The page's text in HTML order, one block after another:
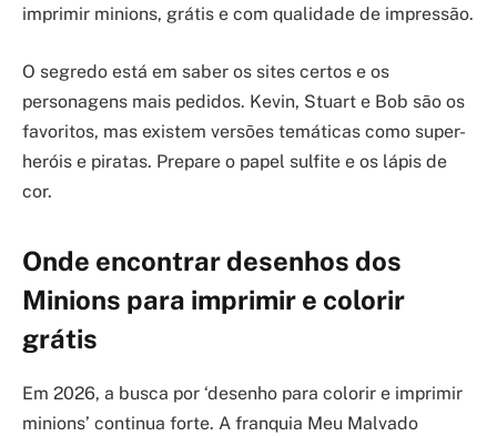
imprimir minions, grátis e com qualidade de impressão.
O segredo está em saber os sites certos e os
personagens mais pedidos. Kevin, Stuart e Bob são os
favoritos, mas existem versões temáticas como super-
heróis e piratas. Prepare o papel sulfite e os lápis de
cor.
Onde encontrar desenhos dos
Minions para imprimir e colorir
grátis
Em 2026, a busca por ‘desenho para colorir e imprimir
minions’ continua forte. A franquia Meu Malvado